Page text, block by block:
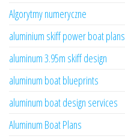
Algorytmy numeryczne
aluminium skiff power boat plans
aluminum 3.95m skiff design
aluminum boat blueprints
aluminum boat design services
Aluminum Boat Plans